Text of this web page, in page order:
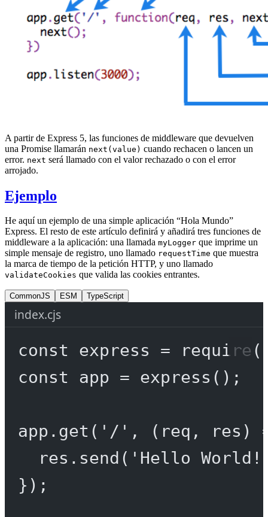
A partir de Express 5, las funciones de middleware que devuelven
una Promise llamarán next(value) cuando rechacen o lancen un
error. next será llamado con el valor rechazado o con el error
arrojado.
Ejemplo
He aquí un ejemplo de una simple aplicación “Hola Mundo”
Express. El resto de este artículo definirá y añadirá tres funciones de
middleware a la aplicación: una llamada myLogger que imprime un
simple mensaje de registro, uno llamado requestTime que muestra
la marca de tiempo de la petición HTTP, y uno llamado
validateCookies que valida las cookies entrantes.
CommonJS ESM TypeScript
index.cjs
const express = require (
const
app = express ();
app. get ( '/' , ( req , res )
res. send ( 'Hello
});